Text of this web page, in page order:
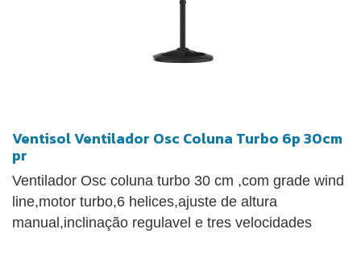
Ventisol Ventilador Osc Coluna Turbo 6p 30cm
pr
Ventilador Osc coluna turbo 30 cm ,com grade wind
line,motor turbo,6 helices,ajuste de altura
manual,inclinação regulavel e tres velocidades